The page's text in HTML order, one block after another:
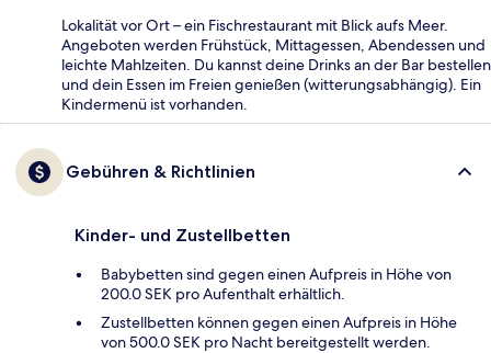
Lokalität vor Ort – ein Fischrestaurant mit Blick aufs Meer.
Angeboten werden Frühstück, Mittagessen, Abendessen und
leichte Mahlzeiten. Du kannst deine Drinks an der Bar bestellen
und dein Essen im Freien genießen (witterungsabhängig). Ein
Kindermenü ist vorhanden.
Gebühren & Richtlinien
Kinder- und Zustellbetten
Babybetten sind gegen einen Aufpreis in Höhe von
200.0 SEK pro Aufenthalt erhältlich.
Zustellbetten können gegen einen Aufpreis in Höhe
von 500.0 SEK pro Nacht bereitgestellt werden.